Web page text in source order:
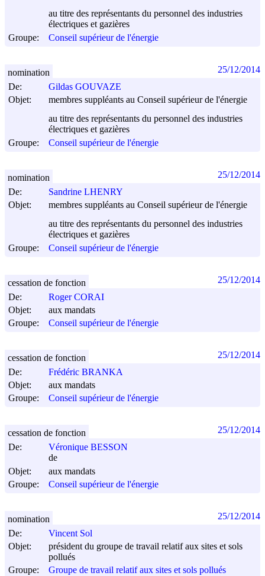
au titre des représentants du personnel des industries
électriques et gazières
Groupe:
Conseil supérieur de l'énergie
De:
Gildas GOUVAZE
Objet:
membres suppléants au Conseil supérieur de l'énergie
au titre des représentants du personnel des industries
électriques et gazières
Groupe:
Conseil supérieur de l'énergie
nomination 25/12/2014
De:
Sandrine LHENRY
Objet:
membres suppléants au Conseil supérieur de l'énergie
au titre des représentants du personnel des industries
électriques et gazières
Groupe:
Conseil supérieur de l'énergie
nomination 25/12/2014
De:
Roger CORAI
Objet:
aux mandats
Groupe:
Conseil supérieur de l'énergie
cessation de fonction 25/12/2014
De:
Frédéric BRANKA
Objet:
aux mandats
Groupe:
Conseil supérieur de l'énergie
cessation de fonction 25/12/2014
De:
Véronique BESSON
de
Objet:
aux mandats
Groupe:
Conseil supérieur de l'énergie
cessation de fonction 25/12/2014
De:
Vincent Sol
Objet:
président du groupe de travail relatif aux sites et sols
pollués
Groupe:
Groupe de travail relatif aux sites et sols pollués
nomination 25/12/2014